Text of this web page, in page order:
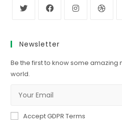
Newsletter
Be the first to know some amazing
world.
Accept GDPR Terms